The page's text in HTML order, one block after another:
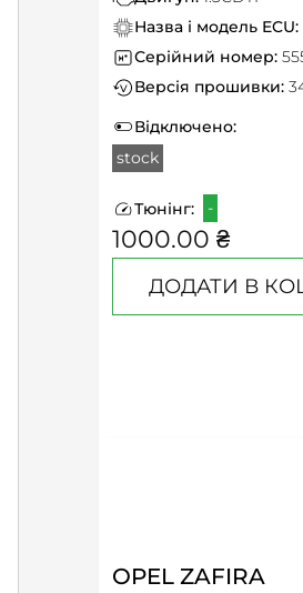
Назва і модель ECU:
Серійний номер:
Версія прошивки:
Відключено:
stock
Тюнінг: -
1000.00 ₴
ДОДАТИ В
OPEL ZAFIRA